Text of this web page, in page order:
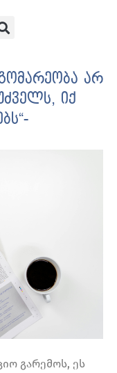
არ
იქ
გარემოს, ეს